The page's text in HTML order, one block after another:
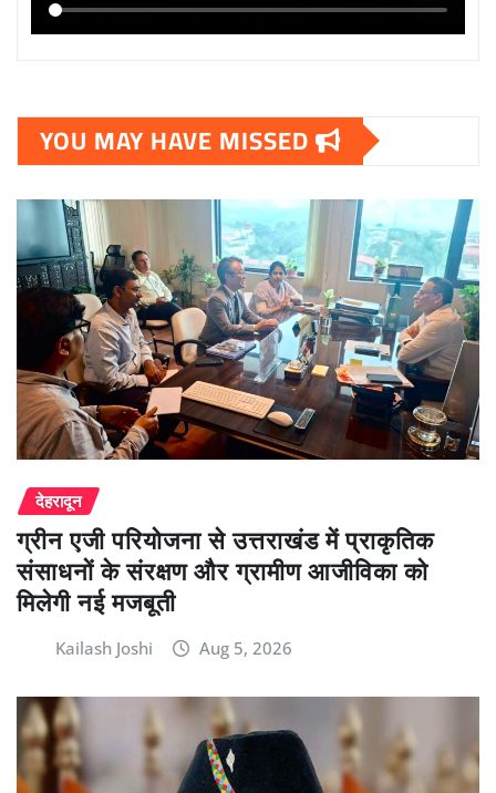
YOU MAY HAVE MISSED
देहरादून
ग्रीन एजी परियोजना से उत्तराखंड में प्राकृतिक
संसाधनों के संरक्षण और ग्रामीण आजीविका को
मिलेगी नई मजबूती
Kailash Joshi Aug 5, 2026